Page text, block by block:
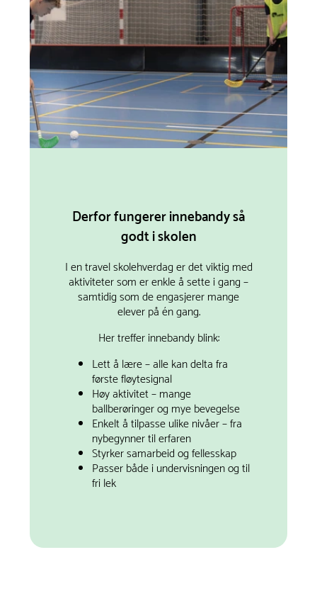
Derfor fungerer innebandy så
godt i skolen
I en travel skolehverdag er det viktig med
aktiviteter som er enkle å sette i gang –
samtidig som de engasjerer mange
elever på én gang.
Her treffer innebandy blink:
Lett å lære – alle kan delta fra
første fløytesignal
Høy aktivitet – mange
ballberøringer og mye bevegelse
Enkelt å tilpasse ulike nivåer – fra
nybegynner til erfaren
Styrker samarbeid og fellesskap
Passer både i undervisningen og til
fri lek